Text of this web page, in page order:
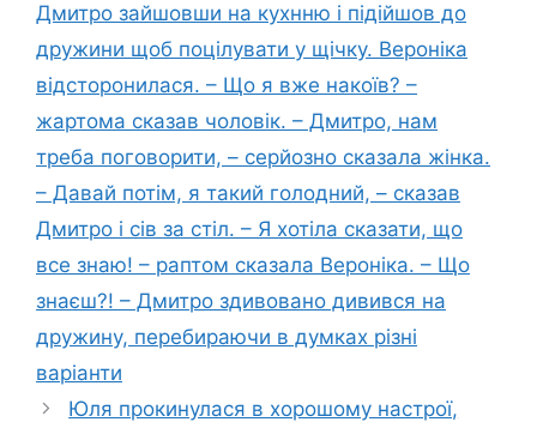
Дмитро зайшовши на кухнню і підійшов до
дружини щоб поцілувати у щічку. Вероніка
відсторонилася. – Що я вже накоїв? –
жартома сказав чоловік. – Дмитро, нам
треба поговорити, – серйозно сказала жінка.
– Давай потім, я такий голодний, – сказав
Дмитро і сів за стіл. – Я хотіла сказати, що
все знаю! – раптом сказала Вероніка. – Що
знаєш?! – Дмитро здивовано дивився на
дружину, перебираючи в думках різні
варіанти
Юля прокинулася в хорошому настрої,